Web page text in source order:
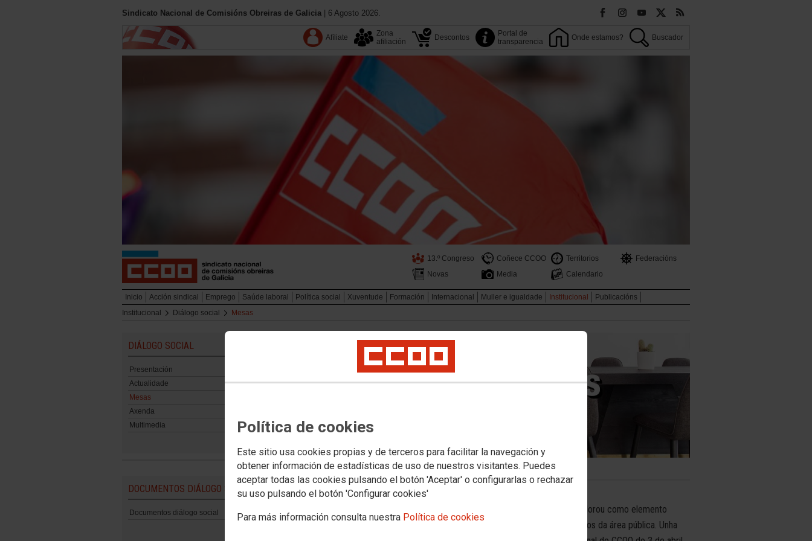
Política de cookies
Este sitio usa cookies propias y de terceros para facilitar la navegación y
obtener información de estadísticas de uso de nuestros visitantes. Puedes
aceptar todas las cookies pulsando el botón 'Aceptar' o configurarlas o rechazar
su uso pulsando el botón 'Configurar cookies'
Para más información consulta nuestra Política de cookies
Sindicato Nacional de Comisións Obreiras de Galicia | 6 Agosto 2026.
Afíliate
Zona
afiliación
Descontos
Portal de
transparencia
Onde estamos? Buscador
13.º Congreso Coñece CCOO Territorios
Federacións
Novas
Media Calendario
Inicio Acción sindical Emprego Saúde laboral Política social Xuventude Formación Internacional Muller e igualdade Institucional
Publicacións
Institucional
Diálogo social Mesas
DIÁLOGO SOCIAL
Presentación
Actualidade
Mesas
Axenda
Multimedia
DOCUMENTOS DIÁLOGO SOCIAL
Documentos diálogo social
Cara a este proceso de diálogo social, o Sindicato Nacional de CCOO valorou como elemento
imprescindible que a apertura estivese precedida de acordos nos ámbitos da área pública. Unha